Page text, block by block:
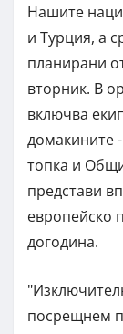
Нашите
и Турция, а
планирани
вторник. В
включва
домакините
топка и
представи
европейско
догодина.
посрещнем